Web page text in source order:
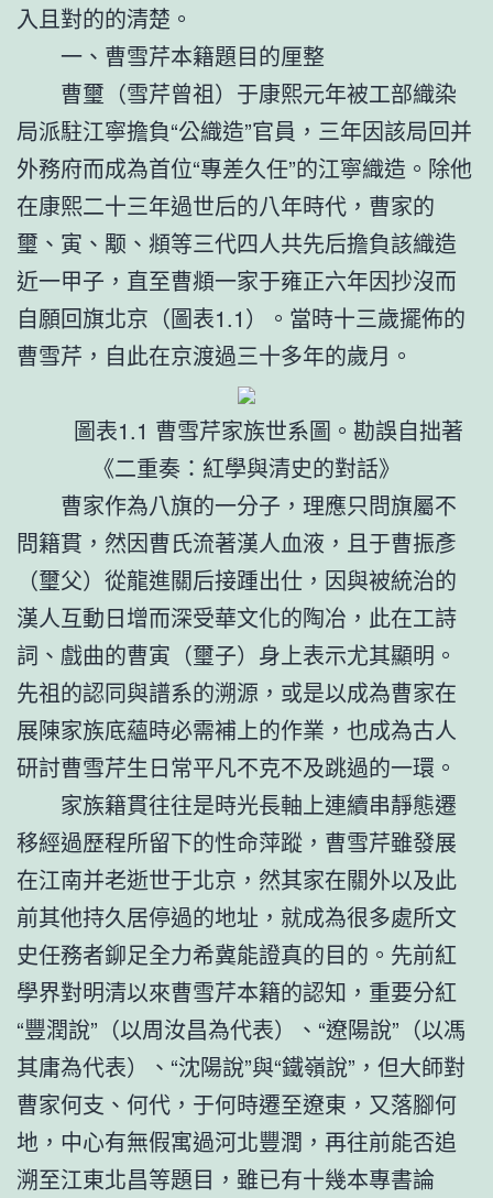
入且對的的清楚。
一、曹雪芹本籍題目的厘整
曹璽（雪芹曾祖）于康熙元年被工部織染
局派駐江寧擔負“公織造”官員，三年因該局回并
外務府而成為首位“專差久任”的江寧織造。除他
在康熙二十三年過世后的八年時代，曹家的
璽、寅、颙、頫等三代四人共先后擔負該織造
近一甲子，直至曹頫一家于雍正六年因抄沒而
自願回旗北京（圖表1.1）。當時十三歲擺佈的
曹雪芹，自此在京渡過三十多年的歲月。
圖表1.1 曹雪芹家族世系圖。勘誤自拙著
《二重奏：紅學與清史的對話》
曹家作為八旗的一分子，理應只問旗屬不
問籍貫，然因曹氏流著漢人血液，且于曹振彥
（璽父）從龍進關后接踵出仕，因與被統治的
漢人互動日增而深受華文化的陶冶，此在工詩
詞、戲曲的曹寅（璽子）身上表示尤其顯明。
先祖的認同與譜系的溯源，或是以成為曹家在
展陳家族底蘊時必需補上的作業，也成為古人
研討曹雪芹生日常平凡不克不及跳過的一環。
家族籍貫往往是時光長軸上連續串靜態遷
移經過歷程所留下的性命萍蹤，曹雪芹雖發展
在江南并老逝世于北京，然其家在關外以及此
前其他持久居停過的地址，就成為很多處所文
史任務者鉚足全力希冀能證真的目的。先前紅
學界對明清以來曹雪芹本籍的認知，重要分紅
“豐潤說”（以周汝昌為代表）、“遼陽說”（以馮
其庸為代表）、“沈陽說”與“鐵嶺說”，但大師對
曹家何支、何代，于何時遷至遼東，又落腳何
地，中心有無假寓過河北豐潤，再往前能否追
溯至江東北昌等題目，雖已有十幾本專書論